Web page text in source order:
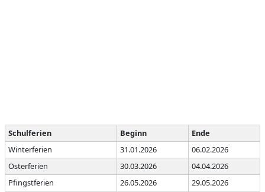
Schulferien Beginn
Ende
Winterferien
31.01.2026
06.02.2026
Osterferien
30.03.2026
04.04.2026
Pfingstferien
26.05.2026
29.05.2026